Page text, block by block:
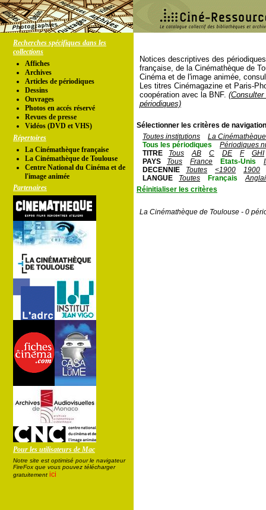
Recherches spécifiques dans les
collections
Affiches
Archives
Articles de périodiques
Dessins
Ouvrages
Photos en accés réservé
Revues de presse
Vidéos (DVD et VHS)
Répertoires
La Cinémathèque française
La Cinémathèque de Toulouse
Centre National du Cinéma et de
l'image animée
Partenaires
Pour les utilisateurs de Mac
Notre site est optimisé pour le navigateur
FireFox que vous pouvez télécharger
gratuitement ici
Notices descriptives des
française, de la Cinémathèque de
Cinéma et de l'image animée,
Les titres Cinémagazine et Paris-
coopération avec la BNF.
périodiques)
Sélectionner les critères de
Toutes institutions
La
Tous les périodiques
Périodiques
TITRE
Tous AB C DE F
GHI
PAYS
Tous France Etats-Unis
DECENNIE
Toutes <1900
1900
LANGUE
Toutes Français
Réinitialiser les critères
La Cinémathèque de Toulouse - 0